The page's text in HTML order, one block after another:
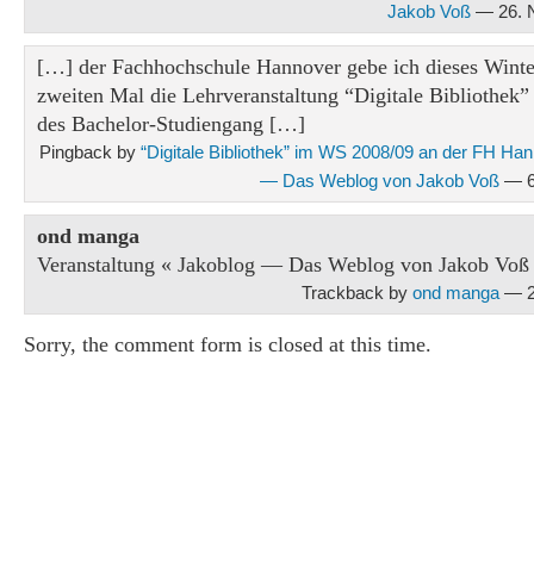
Jakob Voß — 26.
[…] der Fachhochschule Hannover gebe ich dieses
zweiten Mal die Lehrveranstaltung “Digitale Bibliothek”
des Bachelor-Studiengang […]
Pingback by “Digitale Bibliothek” im WS 2008/09 an der FH
— Das Weblog von Jakob Voß —
ond manga
Veranstaltung « Jakoblog — Das Weblog von Jakob Voß
Trackback by ond manga —
Sorry, the comment form is closed at this time.